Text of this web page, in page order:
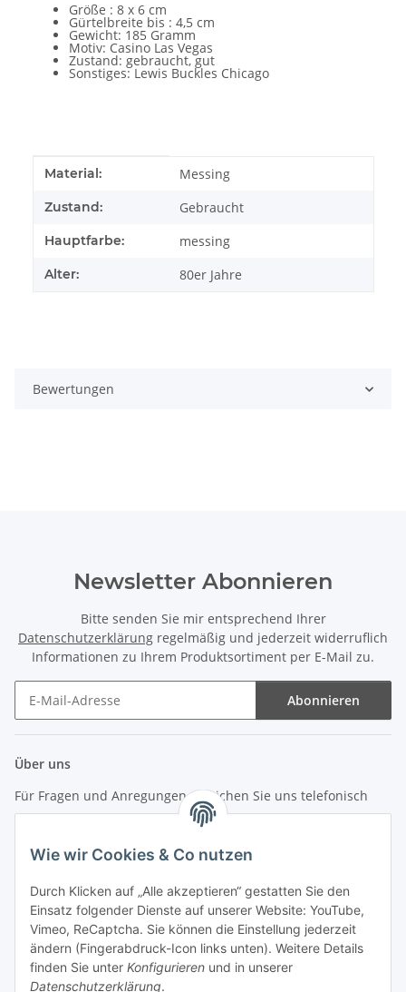
Wie wir Cookies & Co nutzen
Durch Klicken auf „Alle akzeptieren“ gestatten Sie den
Einsatz folgender Dienste auf unserer Website: YouTube,
Vimeo, ReCaptcha. Sie können die Einstellung jederzeit
ändern (Fingerabdruck-Icon links unten). Weitere Details
finden Sie unter Konfigurieren und in unserer
Datenschutzerklärung.
Größe : 8 x 6 cm
Gürtelbreite bis : 4,5 cm
Gewicht: 185 Gramm
Motiv: Casino Las Vegas
Zustand: gebraucht, gut
Sonstiges: Lewis Buckles Chicago
Produkteigenschaft
Wert
Material: Messing
Zustand: Gebraucht
Hauptfarbe: messing
Alter: 80er Jahre
Bewertungen
Newsletter Abonnieren
Bitte senden Sie mir entsprechend Ihrer
Datenschutzerklärung regelmäßig und jederzeit widerruflich
Informationen zu Ihrem Produktsortiment per E-Mail zu.
Abonnieren
Über uns
Für Fragen und Anregungen erreichen Sie uns telefonisch
info (at) zweitedel.de
Informationen
Gesetzliche Informationen